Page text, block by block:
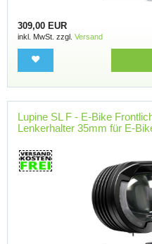
309,00 EUR
inkl. MwSt. zzgl. Versand
Lupine SL F - E-Bike
Lenkerhalter 35mm für E-